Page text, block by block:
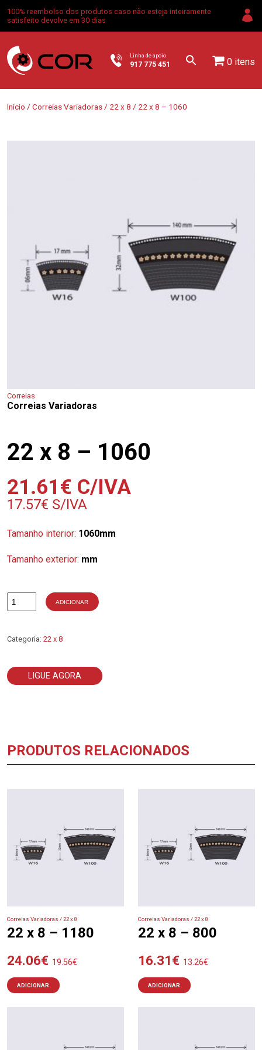
100% reembolso dos produtos caso não esteja inteiramente
satisfeito devolve em 30 dias
Linha de apoio
917 775 451 0 itens
Início / Correias Variadoras / 22 x 8 / 22 x 8 – 1060
Correias
Correias Variadoras
22 x 8 – 1060
21.61€ C/IVA
17.57€ S/IVA
Tamanho interior: 1060mm
Tamanho exterior: mm
Quantidade
x
1060
ADICIONAR
Categoria: 22 x 8
LIGUE AGORA
PRODUTOS RELACIONADOS
Correias Variadoras / 22 x 8
22 x 8 – 1180
24.06€ 19.56€
ADICIONAR
Correias Variadoras / 22 x 8
22 x 8 – 800
16.31€ 13.26€
ADICIONAR